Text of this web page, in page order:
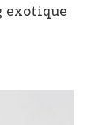
exotique